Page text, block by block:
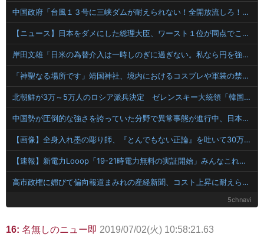
中国政府「台風１３号に三峡ダムが耐えられない！全開放流しろ！」⇒ 下流域の街が壊滅状態ｗｗｗｗｗ
【ニュース】日本をダメにした総理大臣、ワースト１位が同点でこの人ｗｗｗｗｗｗ
岸田文雄「日米の為替介入は一時しのぎに過ぎない。私なら円を強くすることが出来る」
「神聖なる場所です」靖国神社、境内におけるコスプレや軍装の禁止を発表
北朝鮮が3万～5万人のロシア派兵決定 ゼレンスキー大統領「韓国が我々に協力すべき」
中国勢が圧倒的な強さを誇っていた分野で異常事態が進行中、日本勢が3人も準決勝に進む一方で中国勢が……
【画像】全身入れ墨の彫り師、『とんでもない正論』を吐いて30万再生されてしまうｗｗｗｗｗｗｗ
【速報】新電力Looop「19-21時電力無料の実証開始」みんなこれにするじゃん、電力会社の勢力図が変わるか
高市政権に媚びて偏向報道まみれの産経新聞、コスト上昇に耐えられず東北6県撤退を発表
5chnavi
16: 名無しのニュー即 2019/07/02(火) 10:58:21.63